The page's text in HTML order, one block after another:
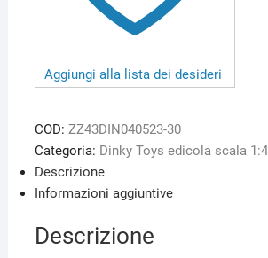
Aggiungi alla lista dei desideri
COD: ZZ43DIN040523-30
Categoria: Dinky Toys edicola scala
Descrizione
Informazioni aggiuntive
Descrizione